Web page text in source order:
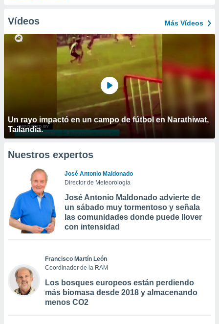
Vídeos Más Vídeos
Un rayo impactó en un campo de fútbol en Narathiwat,
Tailandia.
Nuestros expertos
José Antonio Maldonado
Director de Meteorología
José Antonio Maldonado advierte de
un sábado muy tormentoso y señala
las comunidades donde puede llover
con intensidad
Francisco Martín León
Coordinador de la RAM
Los bosques europeos están perdiendo
más biomasa desde 2018 y almacenando
menos CO2